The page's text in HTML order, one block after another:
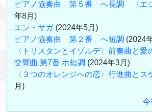
ピアノ協奏曲 第５番 へ長調 〈エジ
年8月)
エン・サガ(2024年5月)
ピアノ協奏曲 第２番 へ短調 (2024
〈トリスタンとイゾルデ〉前奏曲と愛
交響曲 第7番 ホ短調 (2024年3月)
〈３つのオレンジへの恋〉行進曲とス
月)
今